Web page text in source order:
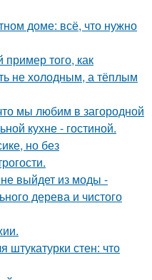
доме: всё, что нужно
того, как
не холодным, а тёплым
мы любим в загородной
кухне - гостиной.
но без
не выйдет из моды -
дерева и чистого
стен: что